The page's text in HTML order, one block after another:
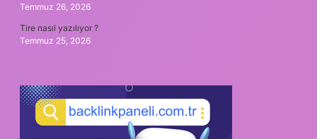
Temmuz 26, 2026
Tire nasıl yazılıyor ?
Temmuz 25, 2026